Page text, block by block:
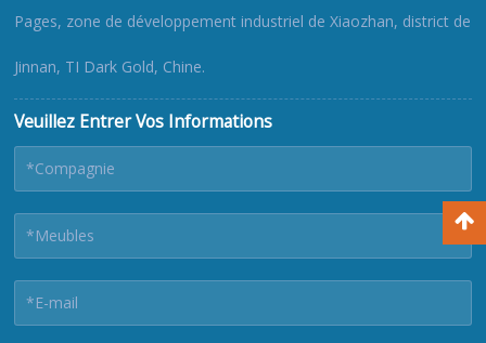
Pages, zone de développement industriel de Xiaozhan, district de
Jinnan, TI Dark Gold, Chine.
Veuillez Entrer Vos Informations